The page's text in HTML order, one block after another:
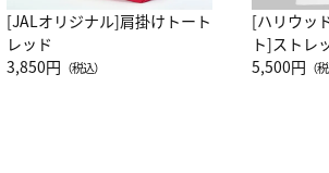
[JALオリジナル]肩掛けトート
レッド
3,850円 （税込）
[ハリウッ
ト]ストレ
ーネック
5,500円 （